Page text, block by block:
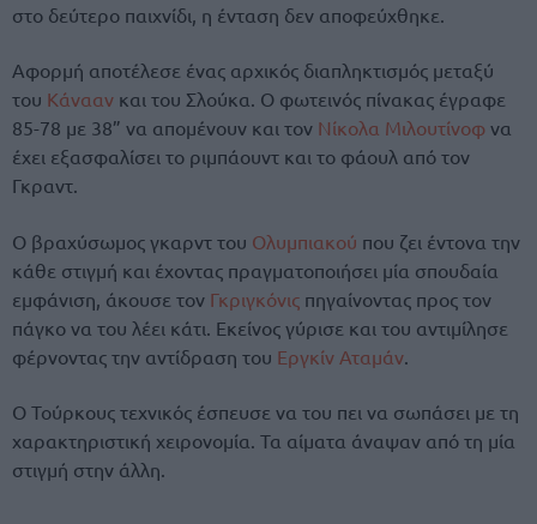
στο δεύτερο παιχνίδι, η ένταση δεν αποφεύχθηκε.
Αφορμή αποτέλεσε ένας αρχικός διαπληκτισμός μεταξύ
του Κάνααν και του Σλούκα. Ο φωτεινός πίνακας έγραφε
85-78 με 38” να απομένουν και τον Νίκολα Μιλουτίνοφ να
έχει εξασφαλίσει το ριμπάουντ και το φάουλ από τον
Γκραντ.
Ο βραχύσωμος γκαρντ του Ολυμπιακού που ζει έντονα την
κάθε στιγμή και έχοντας πραγματοποιήσει μία σπουδαία
εμφάνιση, άκουσε τον Γκριγκόνις πηγαίνοντας προς τον
πάγκο να του λέει κάτι. Εκείνος γύρισε και του αντιμίλησε
φέρνοντας την αντίδραση του Εργκίν Αταμάν
Ο Τούρκους τεχνικός έσπευσε να του πει να σωπάσει με τη
χαρακτηριστική χειρονομία. Τα αίματα άναψαν από τη μία
στιγμή στην άλλη.